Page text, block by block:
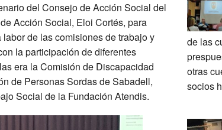
del Consejo de Acción Social del
Acción Social, Eloi Cortés, para
de las comisiones de trabajo y
la participación de diferentes
era la Comisión de Discapacidad
de Personas Sordas de Sabadell,
Social de la Fundación Atendis.
de las
otras
socios